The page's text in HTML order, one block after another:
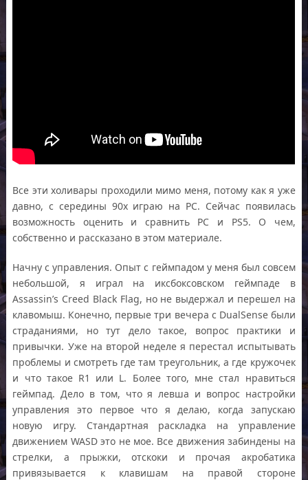
Все эти холивары проходили мимо меня, потому как я уже
давно, с середины 90х играю на PC. Сейчас появилась
возможность оценить и сравнить PC и PS5. О чем,
собственно и рассказано в этом материале.
Начну с управления. Опыт с геймпадом у меня был совсем
небольшой, я играл на иксбоксовском геймпаде в
Assassin’s Creed Black Flag, но не выдержал и перешел на
клавомыш. Конечно, первые три вечера с DualSense были
страданиями, но тут дело такое, вопрос практики и
привычки. Уже на второй неделе я перестал испытывать
проблемы и смотреть где там треугольник, а где кружочек
и что такое R1 или L. Более того, мне стал нравиться
геймпад. Дело в том, что я левша и вопрос настройки
управления это первое что я делаю, когда запускаю
новую игру. Стандартная раскладка на управление
движением WASD это не мое. Все движения забиндены на
стрелки, а прыжки, отскоки и прочая акробатика
привязывается к клавишам на правой стороне